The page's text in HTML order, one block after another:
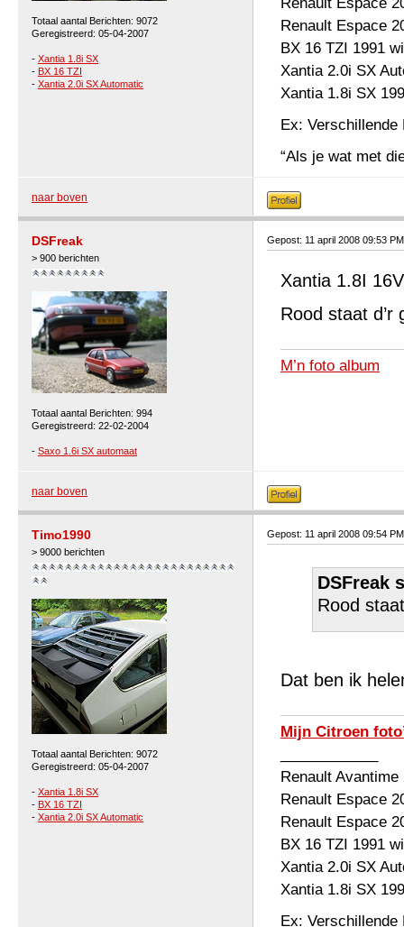
Totaal aantal Berichten: 9072
Geregistreerd: 05-04-2007
- Xantia 1.8i SX
- BX 16 TZI
- Xantia 2.0i SX Automatic
Renault Espace
BX 16 TZI 1991
Xantia 2.0i SX
Xantia 1.8i SX
Ex: Verschillende
“Als je wat met
naar boven
DSFreak
> 900 berichten
Totaal aantal Berichten: 994
Geregistreerd: 22-02-2004
- Saxo 1.6i SX automaat
Gepost: 11 april 2008 09:53 PM
Xantia 1.8I
Rood staat d’r
M’n foto album
naar boven
Timo1990
> 9000 berichten
Totaal aantal Berichten: 9072
Geregistreerd: 05-04-2007
- Xantia 1.8i SX
- BX 16 TZI
- Xantia 2.0i SX Automatic
Gepost: 11 april 2008 09:54 PM
DSFreak
Rood
Dat ben ik
Mijn Citroen
Renault
Renault Espace
Renault Espace
BX 16 TZI 1991
Xantia 2.0i SX
Xantia 1.8i SX
Ex: Verschillende